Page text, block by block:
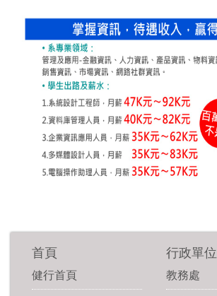
首頁
健行首頁
行政單位
教務處